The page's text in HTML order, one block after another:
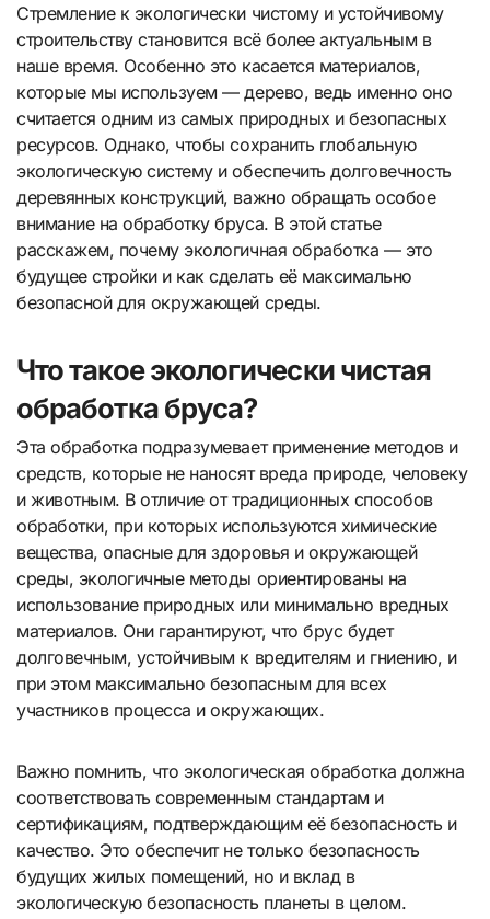
Стремление к экологически чистому и устойчивому
строительству становится всё более актуальным в
наше время. Особенно это касается материалов,
которые мы используем — дерево, ведь именно оно
считается одним из самых природных и безопасных
ресурсов. Однако, чтобы сохранить глобальную
экологическую систему и обеспечить долговечность
деревянных конструкций, важно обращать особое
внимание на обработку бруса. В этой статье
расскажем, почему экологичная обработка — это
будущее стройки и как сделать её максимально
безопасной для окружающей среды.
Что такое экологически чистая
обработка бруса?
Эта обработка подразумевает применение методов и
средств, которые не наносят вреда природе, человеку
и животным. В отличие от традиционных способов
обработки, при которых используются химические
вещества, опасные для здоровья и окружающей
среды, экологичные методы ориентированы на
использование природных или минимально вредных
материалов. Они гарантируют, что брус будет
долговечным, устойчивым к вредителям и гниению, и
при этом максимально безопасным для всех
участников процесса и окружающих.
Важно помнить, что экологическая обработка должна
соответствовать современным стандартам и
сертификациям, подтверждающим её безопасность и
качество. Это обеспечит не только безопасность
будущих жилых помещений, но и вклад в
экологическую безопасность планеты в целом.